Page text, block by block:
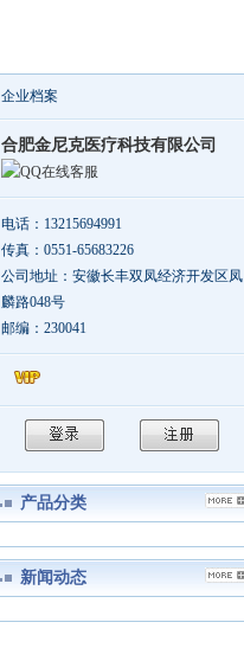
企业档案
合肥金尼克医疗科技有限公司
在线客服
电话：13215694991
传真：0551-65683226
公司地址：安徽长丰双凤经济开发区凤
麟路048号
邮编：230041
产品分类
新闻动态